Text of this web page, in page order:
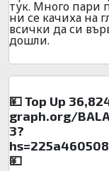
тук. Много пари
ни се качиха на
всички да си
дошли.
💴 Top Up
graph.org/
3?
💴